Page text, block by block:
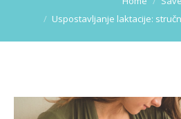
Uspostavljanje laktacije: